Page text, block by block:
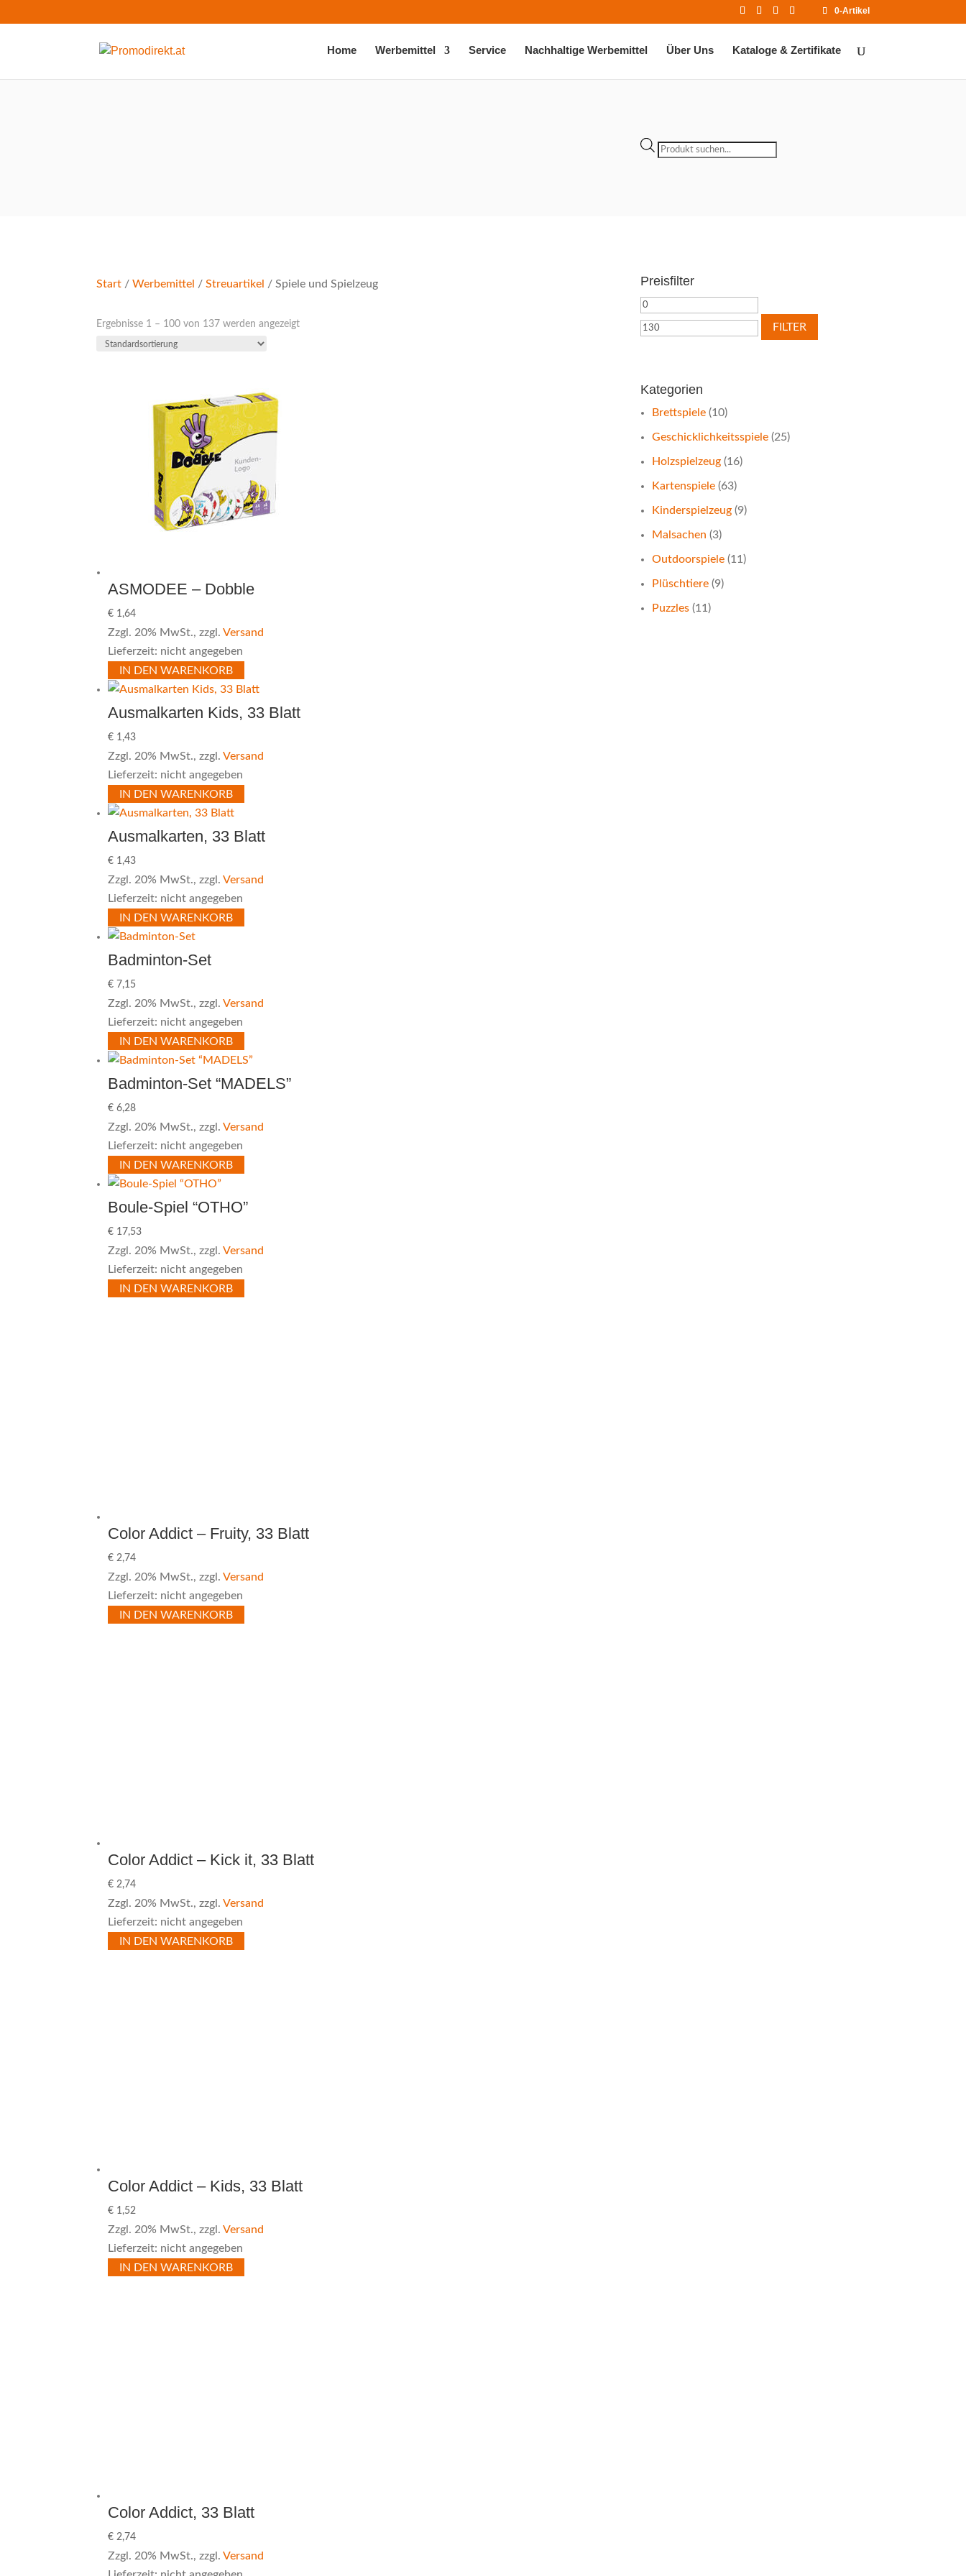
0-Artikel
Home Werbemittel Service Nachhaltige Werbemittel Über Uns Kataloge & Zertifikate
Products
Start /Werbemittel /Streuartikel / Spiele und Spielzeug
Ergebnisse 1 – 100 von 137 werden angezeigt
ASMODEE – Dobble
€ 1,64
Zzgl. 20% MwSt., zzgl.Versand
Lieferzeit: nicht angegeben
IN DEN WARENKORB
Ausmalkarten Kids, 33 Blatt
€ 1,43
Zzgl. 20% MwSt., zzgl.Versand
Lieferzeit: nicht angegeben
IN DEN WARENKORB
Ausmalkarten, 33 Blatt
€ 1,43
Zzgl. 20% MwSt., zzgl.Versand
Lieferzeit: nicht angegeben
IN DEN WARENKORB
Badminton-Set
€ 7,15
Zzgl. 20% MwSt., zzgl.Versand
Lieferzeit: nicht angegeben
IN DEN WARENKORB
Badminton-Set “MADELS”
€ 6,28
Zzgl. 20% MwSt., zzgl.Versand
Lieferzeit: nicht angegeben
IN DEN WARENKORB
Boule-Spiel “OTHO”
€ 17,53
Zzgl. 20% MwSt., zzgl.Versand
Lieferzeit: nicht angegeben
IN DEN WARENKORB
Color Addict – Fruity, 33 Blatt
€ 2,74
Zzgl. 20% MwSt., zzgl.Versand
Lieferzeit: nicht angegeben
IN DEN WARENKORB
Color Addict – Kick it, 33 Blatt
€ 2,74
Zzgl. 20% MwSt., zzgl.Versand
Lieferzeit: nicht angegeben
IN DEN WARENKORB
Color Addict – Kids, 33 Blatt
€ 1,52
Zzgl. 20% MwSt., zzgl.Versand
Lieferzeit: nicht angegeben
IN DEN WARENKORB
Color Addict, 33 Blatt
€ 2,74
Zzgl. 20% MwSt., zzgl.Versand
Preisfilter
Min.
Preis
PreisFILTER
Kategorien
Brettspiele (10)
Geschicklichkeitsspiele (25)
Holzspielzeug (16)
Kartenspiele (63)
Kinderspielzeug (9)
Malsachen (3)
Outdoorspiele (11)
Plüschtiere (9)
Puzzles (11)